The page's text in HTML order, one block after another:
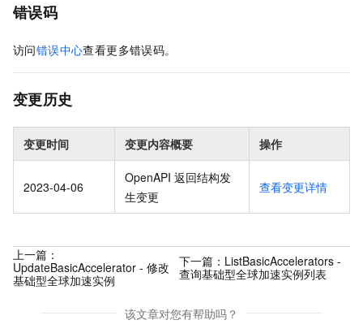
错误码
访问错误中心查看更多错误码。
变更历史
变更时间 变更内容概要 操作
2023-04-06
OpenAPI 返回结构发
生变更
查看变更详情
上一篇：
UpdateBasicAccelerator - 修改
基础型全球加速实例
下一篇： ListBasicAccelerators -
查询基础型全球加速实例列表
该文章对您有帮助吗？